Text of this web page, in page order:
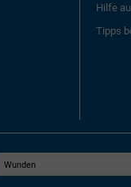
Hilfe
Tipps